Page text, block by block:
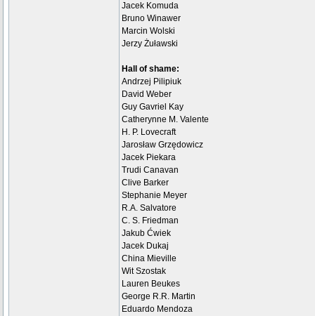
Jacek Komuda
Bruno Winawer
Marcin Wolski
Jerzy Żuławski
Hall of shame:
Andrzej Pilipiuk
David Weber
Guy Gavriel Kay
Catherynne M. Valente
H. P. Lovecraft
Jarosław Grzędowicz
Jacek Piekara
Trudi Canavan
Clive Barker
Stephanie Meyer
R.A. Salvatore
C. S. Friedman
Jakub Ćwiek
Jacek Dukaj
China Mieville
Wit Szostak
Lauren Beukes
George R.R. Martin
Eduardo Mendoza